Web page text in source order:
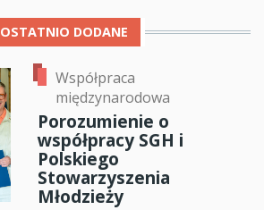
OSTATNIO DODANE
Współpraca
międzynarodowa
Porozumienie o
współpracy SGH i
Polskiego
Stowarzyszenia
Młodzieży